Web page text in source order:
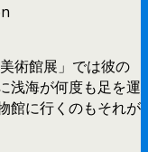
術館展」では彼の
浅海が何度も足を運
館に行くのもそれが